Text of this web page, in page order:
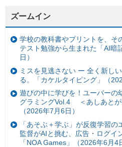
ズームイン
学校の教科書やプリントを、
テスト勉強から生まれた「AI暗
日）
ミスを見逃さない ー 全く新し
る。「カケルタイピング」（
遊びの中に学びを！ユーバーの
グラミングVol.4 ＜あしあとが
（2026年7月6日）
「あそぶ＋学ぶ」が反復学習
監督がAIと挑む、広告・ログイ
「NOA Games」（2026年6月4